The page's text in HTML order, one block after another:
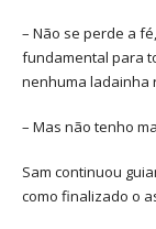
– Não se perde a
fundamental para
nenhuma ladainha
– Mas não tenho
Sam continuou
como finalizado o